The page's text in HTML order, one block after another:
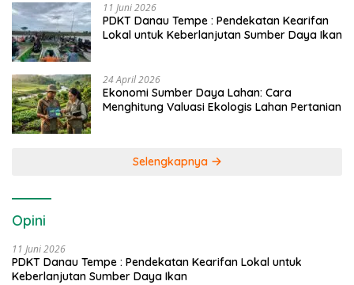
11 Juni 2026
PDKT Danau Tempe : Pendekatan Kearifan
Lokal untuk Keberlanjutan Sumber Daya Ikan
24 April 2026
Ekonomi Sumber Daya Lahan: Cara
Menghitung Valuasi Ekologis Lahan Pertanian
Selengkapnya
Opini
11 Juni 2026
PDKT Danau Tempe : Pendekatan Kearifan Lokal untuk
Keberlanjutan Sumber Daya Ikan